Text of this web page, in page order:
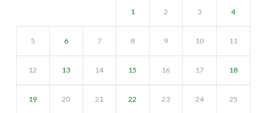
1 2 3 4
5 6 7 8 9 10 11
12 13 14 15 16 17 18
19 20 21 22 23 24 25